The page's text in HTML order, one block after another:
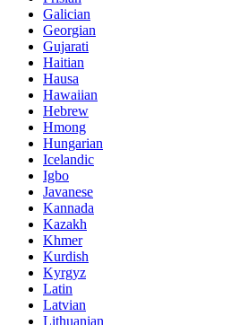
Galician
Georgian
Gujarati
Haitian
Hausa
Hawaiian
Hebrew
Hmong
Hungarian
Icelandic
Igbo
Javanese
Kannada
Kazakh
Khmer
Kurdish
Kyrgyz
Latin
Latvian
Lithuanian